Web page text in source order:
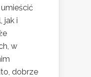
jak i
w
dobrze